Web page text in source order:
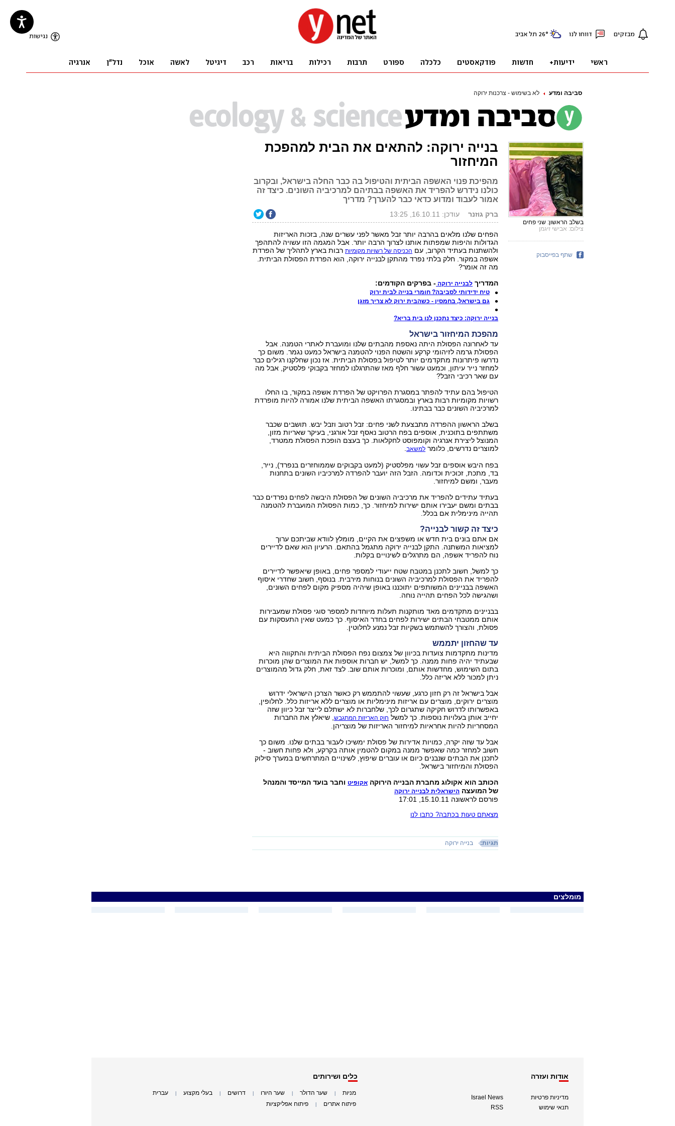
סביבה ומדע לא בשימוש - צרכנות ירוקה
בנייה ירוקה: להתאים את הבית למהפכת
המיחזור
מהפיכת פנוי האשפה הביתית והטיפול בה כבר החלה בישראל, ובקרוב
כולנו נידרש להפריד את האשפה בבתיהם למרכיביה השונים. כיצד זה
אמור לעבוד ומדוע כדאי כבר להערך? מדריך
ברק גוזנר עודכן: 16.10.11, 13:25
הפחים שלנו מלאים בהרבה יותר זבל מאשר לפני עשרים שנה, בזכות האריזות
הגדולות והיפות שמפתות אותנו לצרוך הרבה יותר. אבל המגמה הזו עשויה להתהפך
ולהשתנות בעתיד הקרוב, עם הכניסה של רשויות מקומיותרבות בארץ לתהליך של הפרדת
אשפה במקור. חלק בלתי נפרד מהתקן לבנייה ירוקה, הוא הפרדת הפסולת הביתית.
מה זה אומר?
המדריך לבנייה ירוקה - בפרקים הקודמים:
טיח ידידותי לסביבה? חומרי בנייה לבית ירוק
גם בישראל, בחמסין - כשהבית ירוק לא צריך מזגן
בנייה ירוקה: כיצד נתכנן לנו בית בריא?
מהפכת המיחזור בישראל
עד לאחרונה הפסולת היתה נאספת מהבתים שלנו ומועברת לאתרי הטמנה. אבל
הפסולת גרמה לזיהומי קרקע והשטח הפנוי להטמנה בישראל כמעט נגמר. משום כך
נדרשו פיתרונות מתקדמים יותר לטיפול בפסולת הביתית. אז נכון שחלקנו רגילים כבר
למחזר נייר עיתון, וכמעט עשור חלף מאז שהתרגלנו למחזר בקבוקי פלסטיק, אבל מה
עם שאר רכיבי הזבל?
הטיפול בהם עתיד להפתר במסגרת הפרויקט של הפרדת אשפה במקור, בו החלו
רשויות מקומיות רבות בארץ ובמסגרתו האשפה הביתית שלנו אמורה להיות מופרדת
למרכיביה השונים כבר בבתינו.
בשלב הראשון ההפרדה מתבצעת לשני פחים: זבל רטוב וזבל יבש. תושבים שכבר
משתתפים בתוכנית, אוספים בפח הרטוב נאסף זבל אורגני, בעיקר שאריות מזון,
המנוצל ליצירת אנרגיה וקומפוסט לחקלאות. כך בעצם הופכת הפסולת ממטרד,
למוצרים נדרשים, כלומר למשאב.
בפח היבש אוספים זבל עשוי מפלסטיק (למעט בקבוקים שממוחזרים בנפרד), נייר,
בד, מתכת, זכוכית וכדומה. הזבל הזה יועבר להפרדה למרכיביו השונים בתחנות
מעבר, ומשם למיחזור.
בעתיד עתידים להפריד את מרכיביה השונים של הפסולת היבשה לפחים נפרדים כבר
בבתים ומשם יעבירו אותם ישירות למיחזור. כך, כמות הפסולת המועברת להטמנה
תהייה מינימלית אם בכלל.
כיצד זה קשור לבנייה?
אם אתם בונים בית חדש או משפצים את הקיים, מומלץ לוודא שביתכם ערוך
למציאות המשתנה. התקן לבנייה ירוקה מתגמל בהתאם. הרעיון הוא שאם לדיירים
נוח להפריד אשפה, הם מתרגלים לשינויים בקלות.
כך למשל, חשוב לתכנן במטבח שטח ייעודי למספר פחים, באופן שיאפשר לדיירים
להפריד את הפסולת למרכיביה השונים בנוחות מירבית. בנוסף, חשוב שחדרי איסוף
האשפה בבניינים המשותפים יתוכננו באופן שיהיה מספיק מקום לפחים השונים,
ושהגישה לכל הפחים תהייה נוחה.
בבניינים מתקדמים מאד מותקנות תעלות מיוחדות למספר סוגי פסולת שמעבירות
אותם ממטבחי הבתים ישירות לפחים בחדר האיסוף. כך כמעט שאין התעסקות עם
פסולת, והצורך להשתמש בשקיות זבל נמנע לחלוטין.
עד שהחזון יתממש
מדינות מתקדמות צועדות בכיוון של צמצום נפח הפסולת הביתית והתקווה היא
שבעתיד יהיה פחות ממנה. כך למשל, יש חברות אוספות את המוצרים שהן מוכרות
בתום השימוש, מחדשות אותם, ומוכרות אותם שוב. לצד זאת, חלק גדול מהמוצרים
ניתן למכור ללא אריזה כלל.
אבל בישראל זה רק חזון כרגע, שעשוי להתממש רק כאשר הצרכן הישראלי ידרוש
מוצרים ירוקים, מוצרים עם אריזות מינימליות או מוצרים ללא אריזות כלל. לחלופין,
באפשרותו לדרוש חקיקה שתגרום לכך, שלחברות לא ישתלם לייצר זבל כיוון שזה
יחייב אותן בעלויות נוספות. כך למשל חוק האריזות המתגבש, שיאלץ את החברות
המסחריות להיות אחראיות למיחזור האריזות של מוצריהן.
אבל עד שזה יקרה, כמויות אדירות של פסולת ימשיכו לעבור בבתים שלנו. משום כך
חשוב למחזר כמה שאפשר ממנה במקום להטמין אותה בקרקע, ולא פחות חשוב -
לתכנן את הבתים שנבנים כיום או עוברים שיפוץ, לשינויים המתרחשים במערך סילוק
הפסולת והמיחזור בישראל.
הכותב הוא אקולוג מחברת הבנייה הירוקה אקופיט וחבר בועד המייסד והמנהל
של המועצה הישראלית לבנייה ירוקה
פורסם לראשונה 15.10.11, 17:01
מצאתם טעות בכתבה? כתבו לנו
תגיות: בנייה ירוקה
בשלב הראשון: שני פחים
צילום: אבישי זיגמן
שתף בפייסבוק
מומלצים
אודות ועזרה
מדיניות פרטיות
תנאי שימוש
Israel News
RSS
כלים ושירותים
מניות שער הדולר שער היורו דרושים בעלי מקצוע עברית
פיתוח אתרים פיתוח אפליקציות